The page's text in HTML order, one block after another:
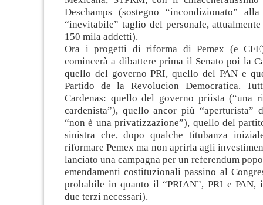
Deschamps (sostegno “incondizionato”
“inevitabile” taglio del personale,
150 mila addetti).
Ora i progetti di riforma di Pemex (e
comincerà a dibattere prima il Senato poi la
quello del governo PRI, quello del PAN e
Partido de la Revolucion Democratica.
Cardenas: quello del governo priista (“una
cardenista”), quello ancor più “aperturista”
“non è una privatizzazione”), quello del
sinistra che, dopo qualche titubanza
riformare Pemex ma non aprirla agli
lanciato una campagna per un referendum
emendamenti costituzionali passino al
probabile in quanto il “PRIAN”, PRI e PAN,
due terzi necessari).